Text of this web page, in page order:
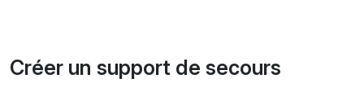
Créer un support de secours